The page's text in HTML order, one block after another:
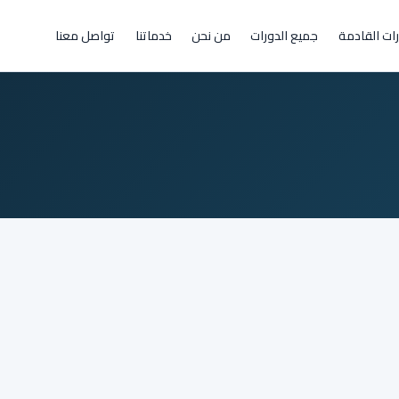
القادمة جميع الدورات من نحن خدماتنا تواصل معنا